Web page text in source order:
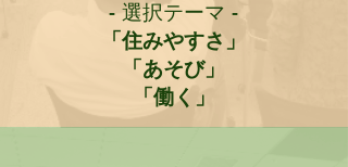
- 選択テーマ -
「住みやすさ」
「あそび」
「働く」